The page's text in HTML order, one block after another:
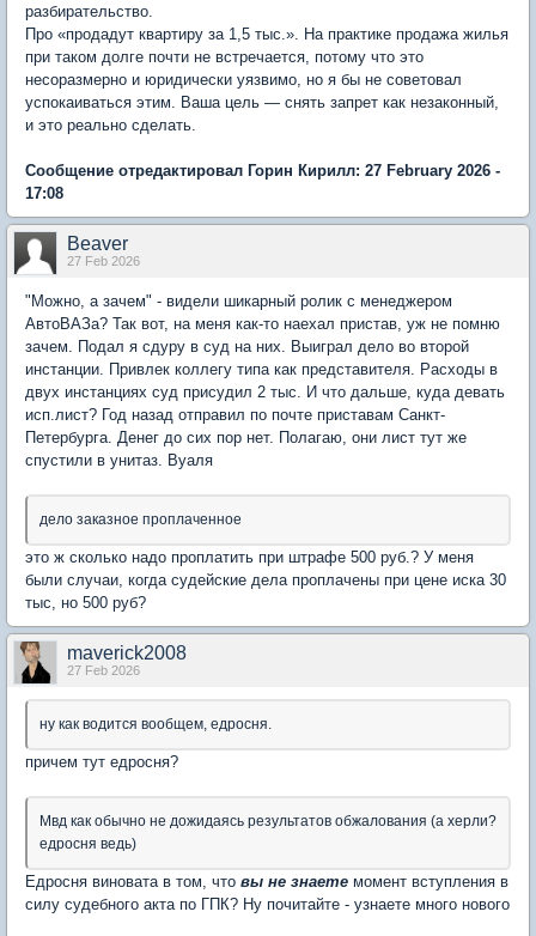
разбирательство.
Про «продадут квартиру за 1,5 тыс.». На практике продажа жилья
при таком долге почти не встречается, потому что это
несоразмерно и юридически уязвимо, но я бы не советовал
успокаиваться этим. Ваша цель — снять запрет как незаконный,
и это реально сделать.
Сообщение отредактировал Горин Кирилл: 27 February 2026 -
17:08
Beaver
27 Feb 2026
"Можно, а зачем" - видели шикарный ролик с менеджером
АвтоВАЗа? Так вот, на меня как-то наехал пристав, уж не помню
зачем. Подал я сдуру в суд на них. Выиграл дело во второй
инстанции. Привлек коллегу типа как представителя. Расходы в
двух инстанциях суд присудил 2 тыс. И что дальше, куда девать
исп.лист? Год назад отправил по почте приставам Санкт-
Петербурга. Денег до сих пор нет. Полагаю, они лист тут же
спустили в унитаз. Вуаля
дело заказное проплаченное
это ж сколько надо проплатить при штрафе 500 руб.? У меня
были случаи, когда судейские дела проплачены при цене иска 30
тыс, но 500 руб?
maverick2008
27 Feb 2026
ну как водится вообщем, едросня.
причем тут едросня?
Мвд как обычно не дожидаясь результатов обжалования (а херли?
едросня ведь)
Едросня виновата в том, что вы не знаете момент вступления в
силу судебного акта по ГПК? Ну почитайте - узнаете много нового